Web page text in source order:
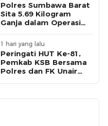
Polres Sumbawa Barat
Sita 5.69 Kilogram
Ganja dalam Operasi
Seorang Pria Ditangkap
1 hari yang lalu
Peringati HUT Ke-81,
Pemkab KSB Bersama
Polres dan FK Unair
Pertama Kehidupan”